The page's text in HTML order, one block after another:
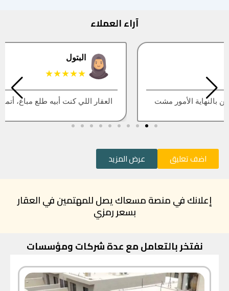
آراء العملاء
العقار اللي كنت أبيه طلع مباع، أتمنى التحديث يكون أسرع
اضف تعليق عرض المزيد
إعلانك في منصة مسعاك يصل للمهتمين في العقار
بسعر رمزي
نفتخر بالتعامل مع عدة شركات ومؤسسات